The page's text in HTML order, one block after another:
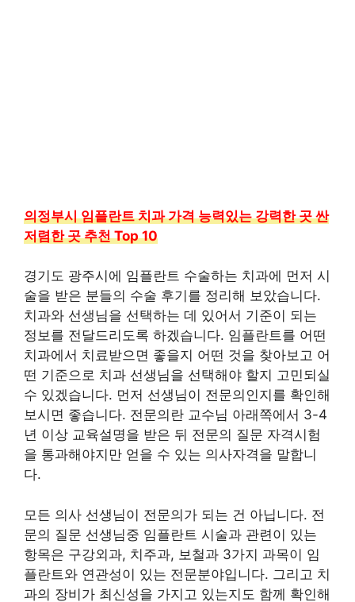
의정부시 임플란트 치과 가격 능력있는 강력한 곳 싼
저렴한 곳 추천 Top 10
경기도 광주시에 임플란트 수술하는 치과에 먼저 시
술을 받은 분들의 수술 후기를 정리해 보았습니다.
치과와 선생님을 선택하는 데 있어서 기준이 되는
정보를 전달드리도록 하겠습니다. 임플란트를 어떤
치과에서 치료받으면 좋을지 어떤 것을 찾아보고 어
떤 기준으로 치과 선생님을 선택해야 할지 고민되실
수 있겠습니다. 먼저 선생님이 전문의인지를 확인해
보시면 좋습니다. 전문의란 교수님 아래쪽에서 3-4
년 이상 교육설명을 받은 뒤 전문의 질문 자격시험
을 통과해야지만 얻을 수 있는 의사자격을 말합니
다.
모든 의사 선생님이 전문의가 되는 건 아닙니다. 전
문의 질문 선생님중 임플란트 시술과 관련이 있는
항목은 구강외과, 치주과, 보철과 3가지 과목이 임
플란트와 연관성이 있는 전문분야입니다. 그리고 치
과의 장비가 최신성을 가지고 있는지도 함께 확인해